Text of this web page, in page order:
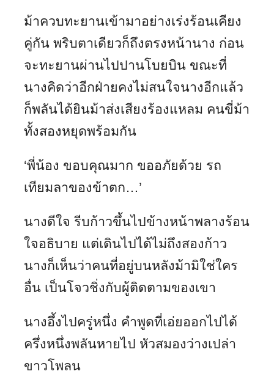
ม้าควบทะยานเข้ามาอย่างเร่งร้อนเคียง
คู่กัน พริบตาเดียวก็ถึงตรงหน้านาง ก่อน
จะทะยานผ่านไปปานโบยบิน ขณะที่
นางคิดว่าอีกฝ่ายคงไม่สนใจนางอีกแล้ว
ก็พลันได้ยินม้าส่งเสียงร้องแหลม คนขี่ม้า
ทั้งสองหยุดพร้อมกัน
‘พี่น้อง ขอบคุณมาก ขออภัยด้วย รถ
เทียมลาของข้าตก…’
นางดีใจ รีบก้าวขึ้นไปข้างหน้าพลางร้อน
ใจอธิบาย แต่เดินไปได้ไม่ถึงสองก้าว
นางก็เห็นว่าคนที่อยู่บนหลังม้ามิใช่ใคร
อื่น เป็นโจวชิ่งกับผู้ติดตามของเขา
นางอึ้งไปครู่หนึ่ง คำพูดที่เอ่ยออกไปได้
ครึ่งหนึ่งพลันหายไป หัวสมองว่างเปล่า
ขาวโพลน